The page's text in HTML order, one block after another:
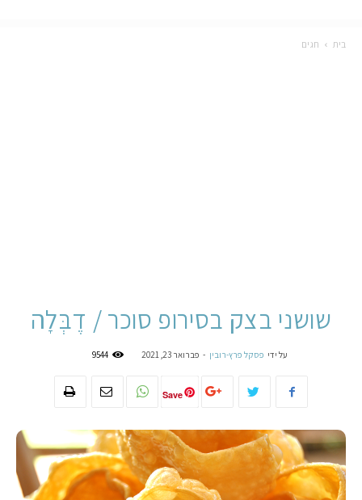
בית חגים
שושני בצק בסירופ סוכר / דֶבְּלָה
על ידי פסקל פרץ-רובין - פברואר 23, 2021 9544
Save